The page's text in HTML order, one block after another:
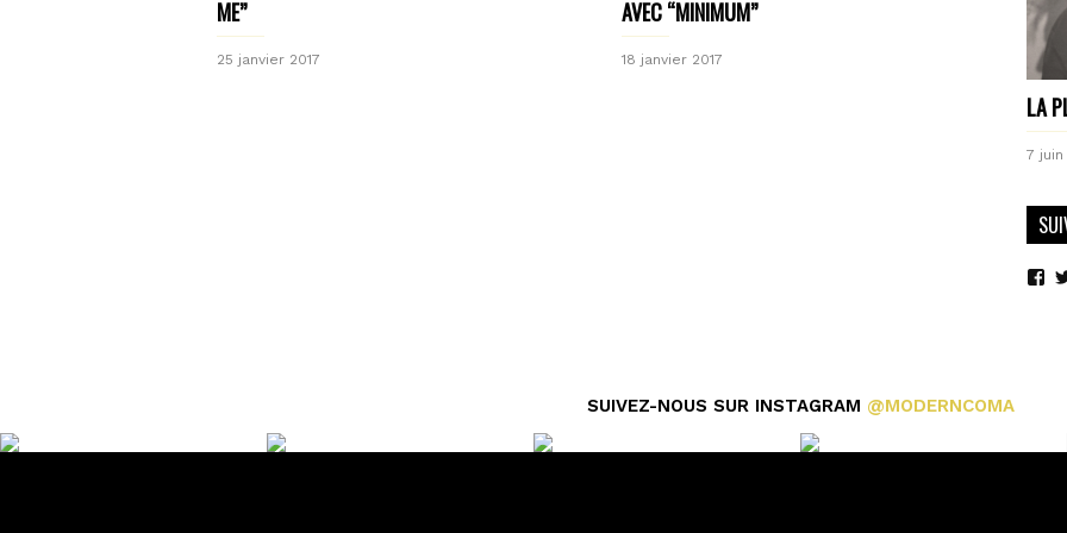
ME”
25 janvier 2017
AVEC “MINIMUM”
18 janvier 2017
LA
7 juin
SUIVEZ-NOUS SUR INSTAGRAM @MODERNCOMA